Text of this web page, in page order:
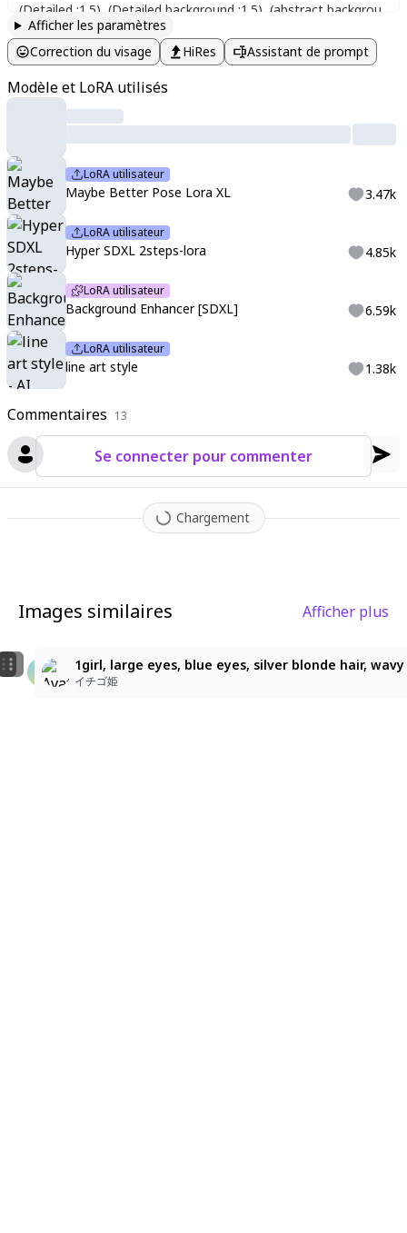
Commentaires 13
Se connecter pour commenter
Chargement
(Detailed :1.5) (Detailed background :1.5) (abstract backgrou
nd:1.4), light blue theme,
frills, feather trim, sleeves past fingers, party hat, dynamic po
h, sprinkles, balloons, confetti
holding party popper
(Best quality :1.2), (Detailed :1.5), (Detailed background :
1.5)
Afficher les paramètres
Correction du visage
HiRes Assistant de prompt
Modèle et LoRA utilisés
LoRA utilisateur
Maybe Better Pose Lora XL 3.47k
LoRA utilisateur
Hyper SDXL 2steps-lora 4.85k
LoRA utilisateur
Background Enhancer [SDXL] 6.59k
LoRA utilisateur
line art style 1.38k
Images similaires Afficher plus
1girl, solo, gothic lolita, lolita fashion, yume kawaii,
ぬーたん
1 girl, long white hair, light blue gradient at the
夕月
1girl, large eyes, blue eyes, silver blonde hair,
イチゴ姫